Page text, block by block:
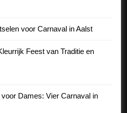
voor Carnaval in Aalst
Feest van Traditie en
Dames: Vier Carnaval in